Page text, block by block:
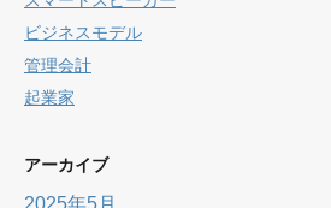
ビジネスモデル
管理会計
起業家
アーカイブ
2025年5月